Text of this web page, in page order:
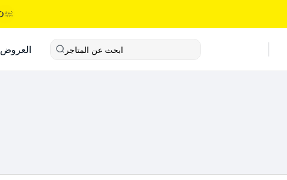
العروض ابحث عن المتاجر